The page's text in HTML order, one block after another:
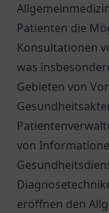
Patienten die
Konsultationen
was
Gebieten von
von
eröffnen den